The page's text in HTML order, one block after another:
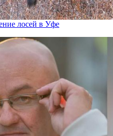
лосей в Уфе